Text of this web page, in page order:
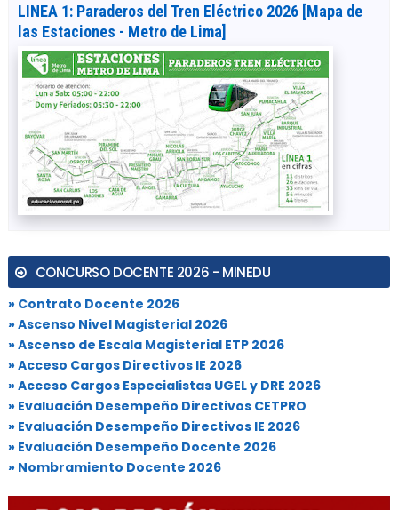
LINEA 1: Paraderos del Tren Eléctrico 2026 [Mapa de
las Estaciones - Metro de Lima]
CONCURSO DOCENTE 2026 - MINEDU
» Contrato Docente 2026
» Ascenso Nivel Magisterial 2026
» Ascenso de Escala Magisterial ETP 2026
» Acceso Cargos Directivos IE 2026
» Acceso Cargos Especialistas UGEL y DRE 2026
» Evaluación Desempeño Directivos CETPRO
» Evaluación Desempeño Directivos IE 2026
» Evaluación Desempeño Docente 2026
» Nombramiento Docente 2026